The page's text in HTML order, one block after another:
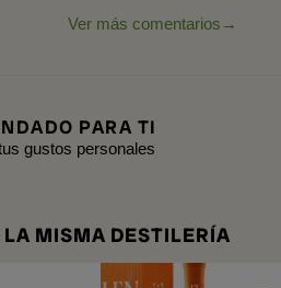
Ver más comentarios
PARA TI
gustos personales
LA MISMA DESTILERÍA